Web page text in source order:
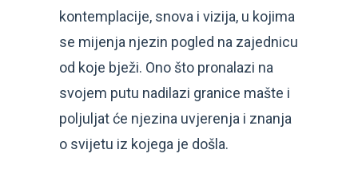
kontemplacije, snova i vizija, u kojima
se mijenja njezin pogled na zajednicu
od koje bježi. Ono što pronalazi na
svojem putu nadilazi granice mašte i
poljuljat će njezina uvjerenja i znanja
o svijetu iz kojega je došla.